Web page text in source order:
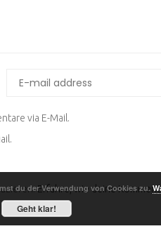
via E-Mail.
Erfahre, wie deine
du der Verwendung von Cookies zu.
Geht klar!